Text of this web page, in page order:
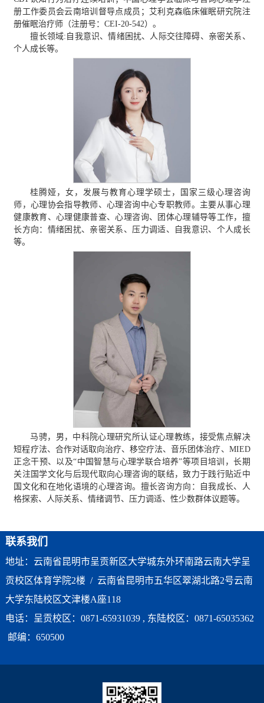
册工作委员会云南培训督导点成员；艾利克森临床催眠研究院注
册催眠治疗师（注册号：CEI-20-542）。
擅长领域:自我意识、情绪困扰、人际交往障碍、亲密关系、
个人成长等。
桂腾娅，女，发展与教育心理学硕士，国家三级心理咨询
师，心理协会指导教师、心理咨询中心专职教师。主要从事心理
健康教育、心理健康普查、心理咨询、团体心理辅导等工作，擅
长方向：情绪困扰、亲密关系、压力调适、自我意识、个人成长
等。
马骋，男，中科院心理研究所认证心理教练，接受焦点解决
短程疗法、合作对话取向治疗、移空疗法、音乐团体治疗、MIED
正念干预、以及“中国智慧与心理学联合培养”等项目培训，长期
关注国学文化与后现代取向心理咨询的联结，致力于践行贴近中
国文化和在地化语境的心理咨询。擅长咨询方向：自我成长、人
格探索、人际关系、情绪调节、压力调适、性少数群体议题等。
联系我们
地址：云南省昆明市呈贡新区大学城东外环南路云南大学呈
贡校区体育学院2楼 / 云南省昆明市五华区翠湖北路2号云南
大学东陆校区文津楼A座118
电话：呈贡校区：0871-65931039 , 东陆校区：0871-65035362
邮编：650500